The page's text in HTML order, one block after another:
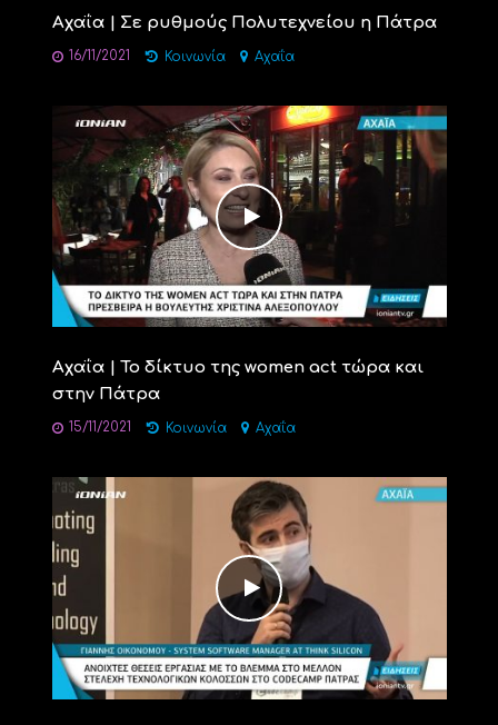
Αχαΐα | Σε ρυθμούς Πολυτεχνείου η Πάτρα
16/11/2021 Κοινωνία Αχαΐα
Αχαΐα | Το δίκτυο της women act τώρα και
στην Πάτρα
15/11/2021 Κοινωνία Αχαΐα